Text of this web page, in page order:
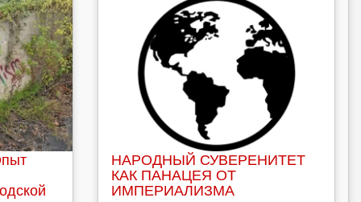
НАРОДНЫЙ СУВЕРЕНИТЕТ
КАК ПАНАЦЕЯ ОТ
ИМПЕРИАЛИЗМА